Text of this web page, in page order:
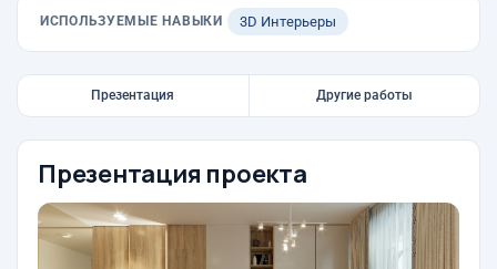
ИСПОЛЬЗУЕМЫЕ НАВЫКИ 3D Интерьеры
Презентация Другие работы
Презентация проекта